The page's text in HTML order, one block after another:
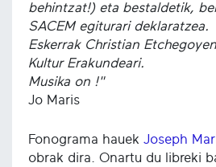
behintzat!) eta bestaldetik,
SACEM egiturari deklaratzea.
Eskerrak Christian
Kultur Erakundeari.
Musika on !"
Jo Maris
Fonograma hauek Joseph
obrak dira. Onartu du libreki